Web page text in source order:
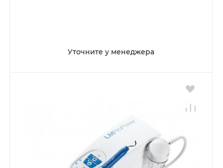
Уточните у менеджера